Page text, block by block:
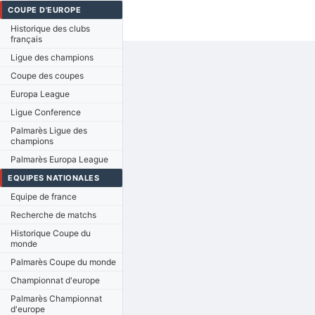
COUPE D'EUROPE
Historique des clubs
français
Ligue des champions
Coupe des coupes
Europa League
Ligue Conference
Palmarès Ligue des
champions
Palmarès Europa League
EQUIPES NATIONALES
Equipe de france
Recherche de matchs
Historique Coupe du
monde
Palmarès Coupe du monde
Championnat d'europe
Palmarès Championnat
d'europe